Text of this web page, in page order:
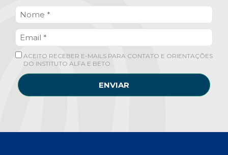
ACEITO RECEBER E-MAILS PARA CONTATO E ORIENTAÇÕES
DO INSTITUTO ALFA E BETO.
ENVIAR